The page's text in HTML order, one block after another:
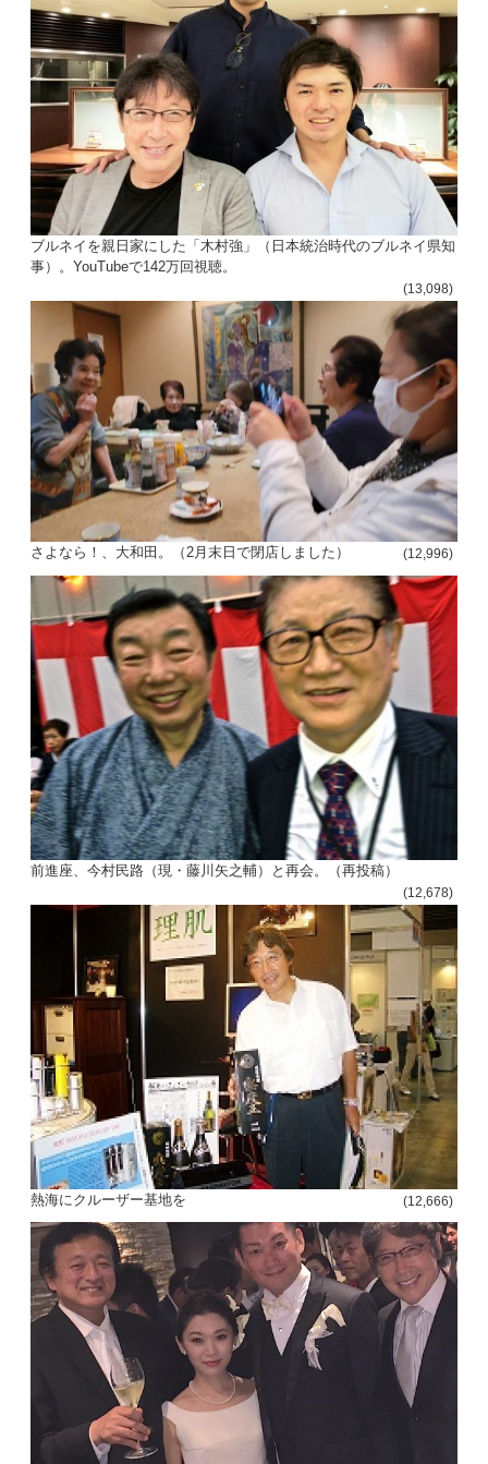
ブルネイを親日家にした「木村強」（日本統治時代のブルネイ県知
事）。YouTubeで142万回視聴。
(13,098)
さよなら！、大和田。（2月末日で閉店しました） (12,996)
前進座、今村民路（現・藤川矢之輔）と再会。（再投稿）
(12,678)
熱海にクルーザー基地を (12,666)